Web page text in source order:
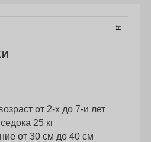
от 2-х до 7-и лет
25 кг
от 30 см до 40 см